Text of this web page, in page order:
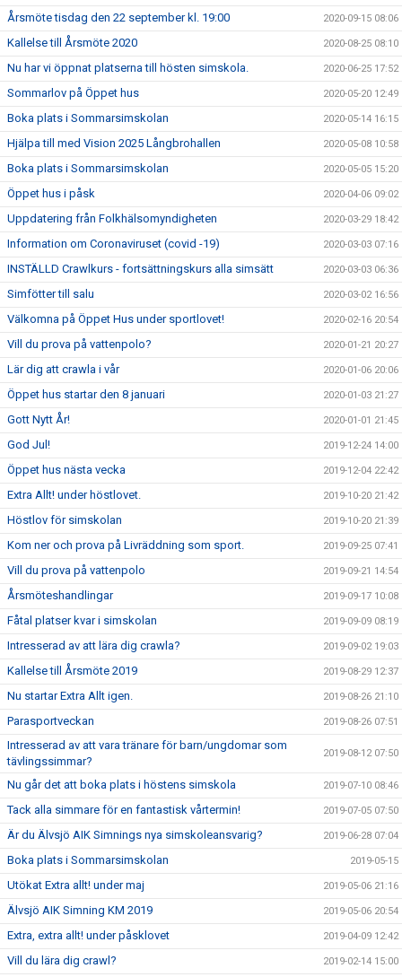
Årsmöte tisdag den 22 september kl. 19:00 2020-09-15 08:06
Kallelse till Årsmöte 2020 2020-08-25 08:10
Nu har vi öppnat platserna till hösten simskola. 2020-06-25 17:52
Sommarlov på Öppet hus 2020-05-20 12:49
Boka plats i Sommarsimskolan 2020-05-14 16:15
Hjälpa till med Vision 2025 Långbrohallen 2020-05-08 10:58
Boka plats i Sommarsimskolan 2020-05-05 15:20
Öppet hus i påsk 2020-04-06 09:02
Uppdatering från Folkhälsomyndigheten 2020-03-29 18:42
Information om Coronaviruset (covid -19) 2020-03-03 07:16
INSTÄLLD Crawlkurs - fortsättningskurs alla simsätt 2020-03-03 06:36
Simfötter till salu 2020-03-02 16:56
Välkomna på Öppet Hus under sportlovet! 2020-02-16 20:54
Vill du prova på vattenpolo? 2020-01-21 20:27
Lär dig att crawla i vår 2020-01-06 20:06
Öppet hus startar den 8 januari 2020-01-03 21:27
Gott Nytt År! 2020-01-01 21:45
God Jul! 2019-12-24 14:00
Öppet hus nästa vecka 2019-12-04 22:42
Extra Allt! under höstlovet. 2019-10-20 21:42
Höstlov för simskolan 2019-10-20 21:39
Kom ner och prova på Livräddning som sport. 2019-09-25 07:41
Vill du prova på vattenpolo 2019-09-21 14:54
Årsmöteshandlingar 2019-09-17 10:08
Fåtal platser kvar i simskolan 2019-09-09 08:19
Intresserad av att lära dig crawla? 2019-09-02 19:03
Kallelse till Årsmöte 2019 2019-08-29 12:37
Nu startar Extra Allt igen. 2019-08-26 21:10
Parasportveckan 2019-08-26 07:51
Intresserad av att vara tränare för barn/ungdomar som
tävlingssimmar?
2019-08-12 07:50
Nu går det att boka plats i höstens simskola 2019-07-10 08:46
Tack alla simmare för en fantastisk vårtermin! 2019-07-05 07:50
Är du Älvsjö AIK Simnings nya simskoleansvarig? 2019-06-28 07:04
Boka plats i Sommarsimskolan 2019-05-15
Utökat Extra allt! under maj 2019-05-06 21:16
Älvsjö AIK Simning KM 2019 2019-05-06 20:54
Extra, extra allt! under påsklovet 2019-04-09 12:42
Vill du lära dig crawl? 2019-02-14 15:00